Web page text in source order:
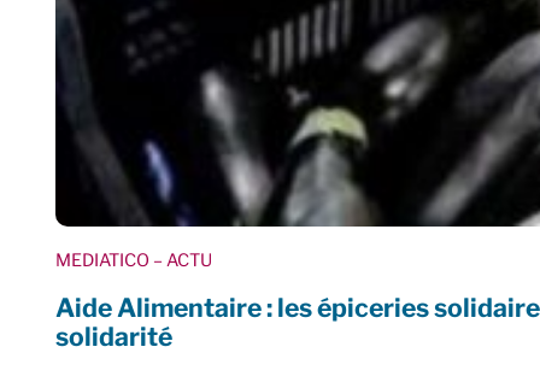
MEDIATICO – ACTU
Aide Alimentaire : les épiceries
solidarité